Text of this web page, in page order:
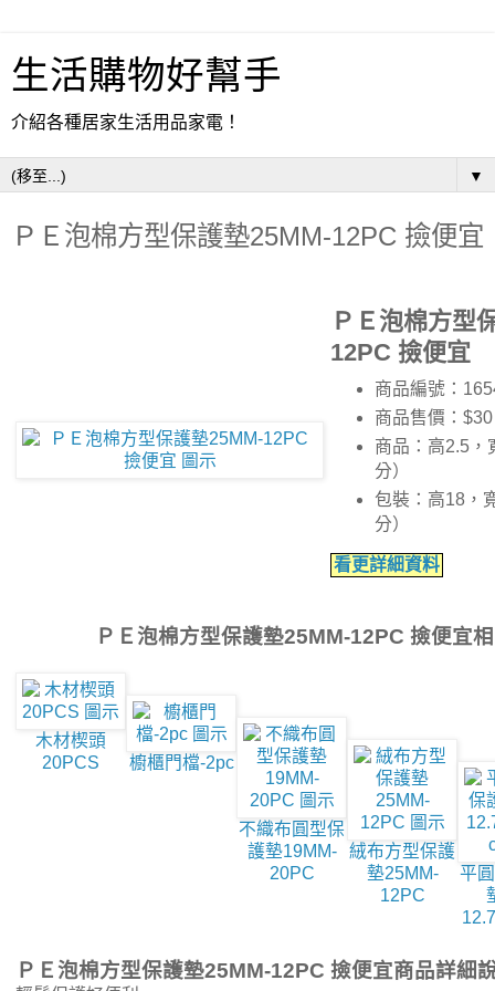
生活購物好幫手
介紹各種居家生活用品家電！
▼
ＰＥ泡棉方型保護墊25MM-12PC 撿便宜
ＰＥ泡棉方型
12PC 撿便宜
商品編號：
商品售價：$30
商品：高2.5，
分）
包裝：高18，
分）
看更詳細資料
ＰＥ泡棉方型保護墊25MM-12PC 撿便宜
木材楔頭
20PCS
櫥櫃門檔-2pc
不織布圓型保
護墊19MM-
20PC
絨布方型保護
墊25MM-
12PC
平
ＰＥ泡棉方型保護墊25MM-12PC 撿便宜商品詳細